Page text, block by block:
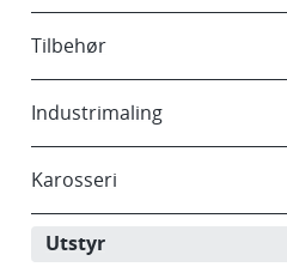
Tilbehør
Industrimaling
Karosseri
Utstyr